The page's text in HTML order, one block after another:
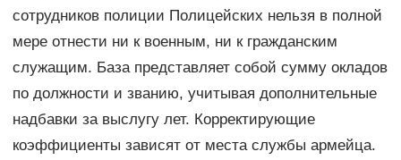
сотрудников полиции Полицейских нельзя в полной
мере отнести ни к военным, ни к гражданским
служащим. База представляет собой сумму окладов
по должности и званию, учитывая дополнительные
надбавки за выслугу лет. Корректирующие
коэффициенты зависят от места службы армейца.